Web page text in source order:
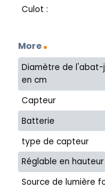
Culot :
More
Diamètre de l'abat-
en cm
Capteur
Batterie
type de capteur
Réglable en hauteur
Source de lumière